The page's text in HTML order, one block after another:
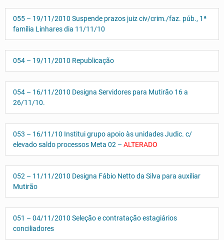
055 – 19/11/2010 Suspende prazos juiz civ/crim./faz. púb., 1ª
família Linhares dia 11/11/10
054 – 19/11/2010 Republicação
054 – 16/11/2010 Designa Servidores para Mutirão 16 a
26/11/10.
053 – 16/11/10 Institui grupo apoio às unidades Judic. c/
elevado saldo processos Meta 02 – ALTERADO
052 – 11/11/2010 Designa Fábio Netto da Silva para auxiliar
Mutirão
051 – 04/11/2010 Seleção e contratação estagiários
conciliadores